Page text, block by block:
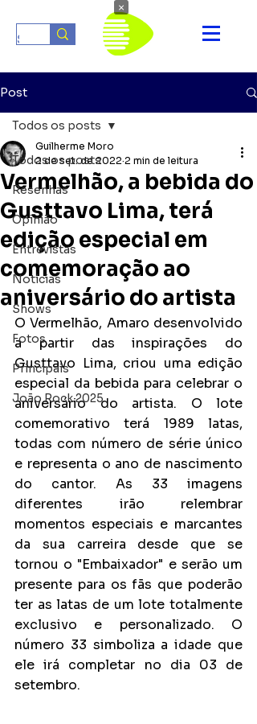
Post
Todos os posts
Resenhas
Opinião
Entrevistas
Notícias
Shows
Fotos
Principais
João Rock 2025
Todos os posts
Vermelhão, a bebida do
Gusttavo Lima, terá
edição especial em
comemoração ao
aniversário do artista
Guilherme Moro
2 de set. de 2022 2 min de leitura
O Vermelhão, Amaro desenvolvido
a partir das inspirações do
Gusttavo Lima, criou uma edição
especial da bebida para celebrar o
aniversário do artista. O lote
comemorativo terá 1989 latas,
todas com número de série único
e representa o ano de nascimento
do cantor. As 33 imagens
diferentes irão relembrar
momentos especiais e marcantes
da sua carreira desde que se
tornou o "Embaixador" e serão um
presente para os fãs que poderão
ter as latas de um lote totalmente
exclusivo e personalizado. O
número 33 simboliza a idade que
ele irá completar no dia 03 de
setembro.
×